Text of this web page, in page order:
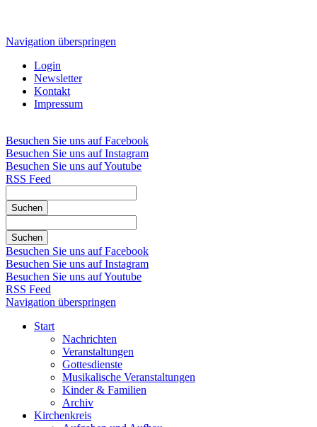
Navigation überspringen
Login
Newsletter
Kontakt
Impressum
Besuchen Sie uns auf Facebook
Besuchen Sie uns auf Instagram
Besuchen Sie uns auf Youtube
RSS Feed
Suchen
Suchen
Besuchen Sie uns auf Facebook
Besuchen Sie uns auf Instagram
Besuchen Sie uns auf Youtube
RSS Feed
Navigation überspringen
Start
Nachrichten
Veranstaltungen
Gottesdienste
Musikalische Veranstaltungen
Kinder & Familien
Archiv
Kirchenkreis